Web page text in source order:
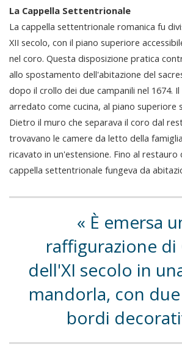
La Cappella Settentrionale
La cappella settentrionale romanica fu
XII secolo, con il piano superiore
nel coro. Questa disposizione pratica
allo spostamento dell'abitazione del
dopo il crollo dei due campanili nel 1674.
arredato come cucina, al piano superiore
Dietro il muro che separava il coro dal
trovavano le camere da letto della
ricavato in un'estensione. Fino al restauro
cappella settentrionale fungeva da
È emersa
raffigurazione di
dell'XI secolo in
mandorla, con
bordi